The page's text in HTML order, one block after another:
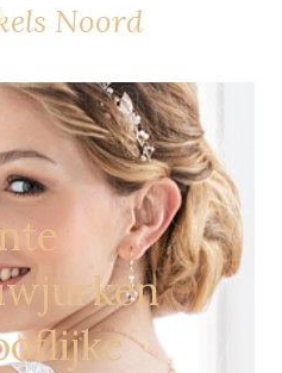
Noord